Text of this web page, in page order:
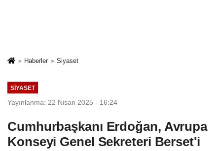
Haberler Siyaset
SIYASET
Yayınlanma: 22 Nisan 2025 - 16:24
Cumhurbaşkanı Erdoğan, Avrupa
Konseyi Genel Sekreteri Berset'i